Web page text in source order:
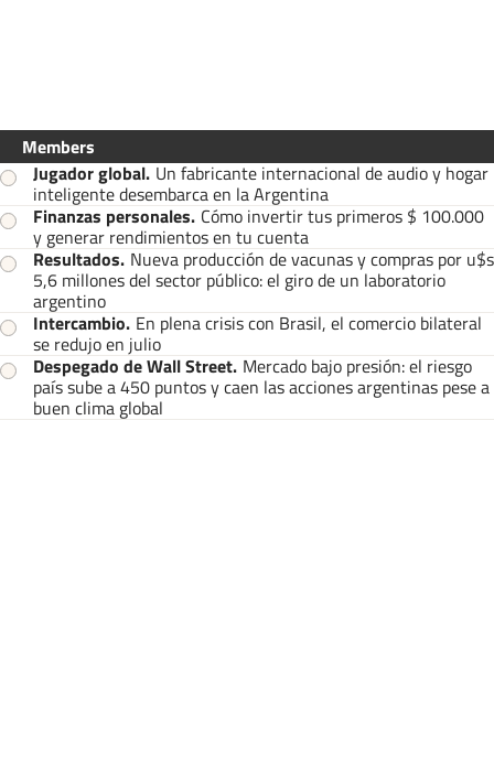
Members
Jugador global. Un fabricante internacional de audio y hogar
inteligente desembarca en la Argentina
Finanzas personales. Cómo invertir tus primeros $ 100.000
y generar rendimientos en tu cuenta
Resultados. Nueva producción de vacunas y compras por u$s
5,6 millones del sector público: el giro de un laboratorio
argentino
Intercambio. En plena crisis con Brasil, el comercio bilateral
se redujo en julio
Despegado de Wall Street. Mercado bajo presión: el riesgo
país sube a 450 puntos y caen las acciones argentinas pese a
buen clima global